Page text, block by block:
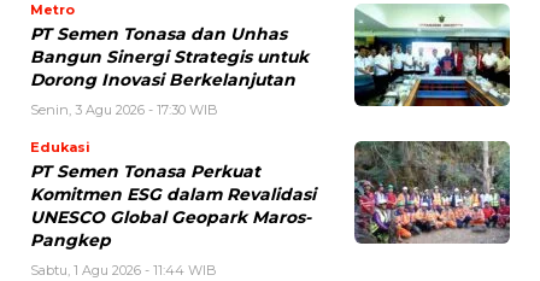
Metro
PT Semen Tonasa dan Unhas
Bangun Sinergi Strategis untuk
Dorong Inovasi Berkelanjutan
Senin, 3 Agu 2026 - 17:30 WIB
Edukasi
PT Semen Tonasa Perkuat
Komitmen ESG dalam Revalidasi
UNESCO Global Geopark Maros-
Pangkep
Sabtu, 1 Agu 2026 - 11:44 WIB